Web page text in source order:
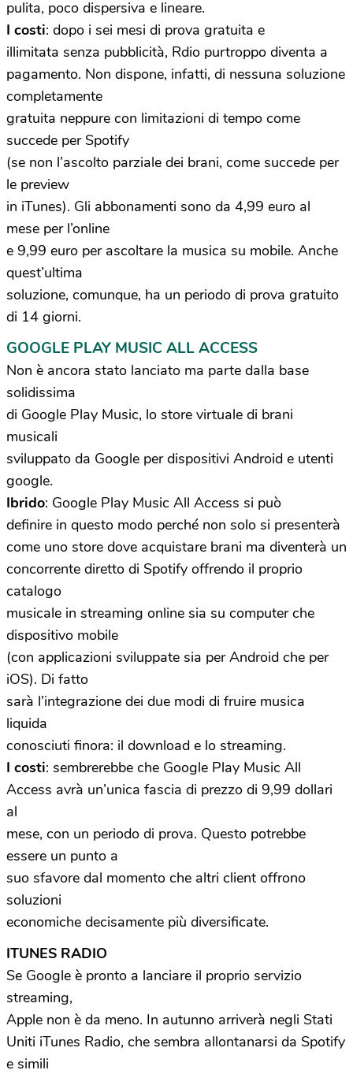
pulita, poco dispersiva e lineare.
I costi: dopo i sei mesi di prova gratuita e
illimitata senza pubblicità, Rdio purtroppo diventa a
pagamento. Non dispone, infatti, di nessuna soluzione
completamente
gratuita neppure con limitazioni di tempo come
succede per Spotify
(se non l’ascolto parziale dei brani, come succede per
le preview
in iTunes). Gli abbonamenti sono da 4,99 euro al
mese per l’online
e 9,99 euro per ascoltare la musica su mobile. Anche
quest’ultima
soluzione, comunque, ha un periodo di prova gratuito
di 14 giorni.
GOOGLE PLAY MUSIC ALL ACCESS
Non è ancora stato lanciato ma parte dalla base
solidissima
di Google Play Music, lo store virtuale di brani
musicali
sviluppato da Google per dispositivi Android e utenti
google.
Ibrido: Google Play Music All Access si può
definire in questo modo perché non solo si presenterà
come uno store dove acquistare brani ma diventerà un
concorrente diretto di Spotify offrendo il proprio
catalogo
musicale in streaming online sia su computer che
dispositivo mobile
(con applicazioni sviluppate sia per Android che per
iOS). Di fatto
sarà l’integrazione dei due modi di fruire musica
liquida
conosciuti finora: il download e lo streaming.
I costi: sembrerebbe che Google Play Music All
Access avrà un’unica fascia di prezzo di 9,99 dollari
al
mese, con un periodo di prova. Questo potrebbe
essere un punto a
suo sfavore dal momento che altri client offrono
soluzioni
economiche decisamente più diversificate.
ITUNES RADIO
Se Google è pronto a lanciare il proprio servizio
streaming,
Apple non è da meno. In autunno arriverà negli Stati
Uniti iTunes Radio, che sembra allontanarsi da Spotify
e simili